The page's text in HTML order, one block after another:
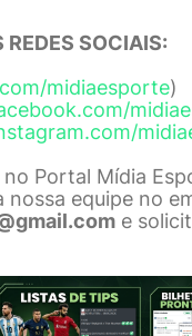
REDES SOCIAIS:
midiaesporte)
Portal Mídia
equipe no
e